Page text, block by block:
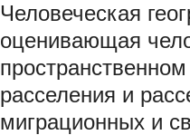
Человеческая
оценивающая
расселения и
миграционных и